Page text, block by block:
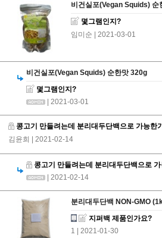
비건실포(Vegan Squids) 순
몇그램인지?
임미순
| 2021-03-01
비건실포(Vegan Squids) 순한맛 320g
몇그램인지?
| 2021-03-01
콩고기 만들려는데 분리대두단백으로 가능한
김윤희
| 2021-02-14
콩고기 만들려는데 분리대두단백으로
| 2021-02-14
분리대두단백 NON-GMO
지퍼백 제품인가요?
1
| 2021-01-30